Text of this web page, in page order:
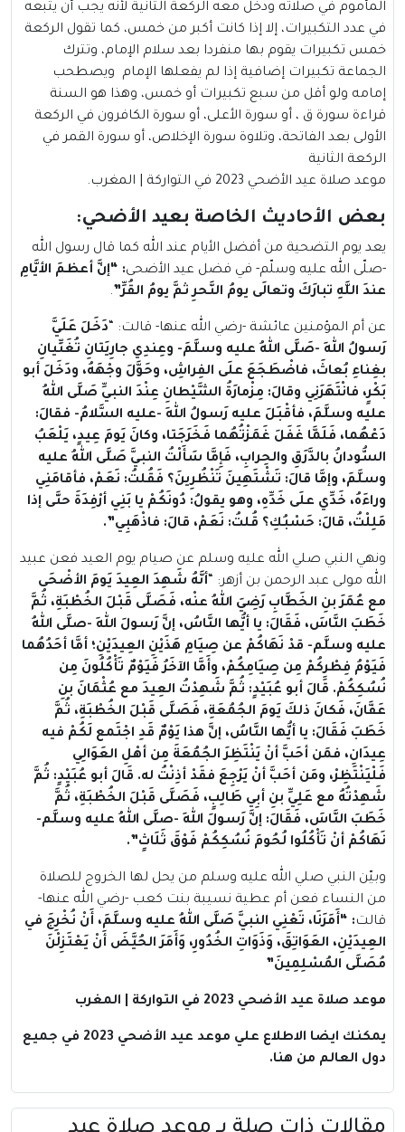
المأموم في صلاته ودخل معه الركعة الثانية لأنه يجب أن يتبعه
في عدد التكبيرات، إلا إذا كانت أكبر من خمس، كما تقول الركعة
خمس تكبيرات يقوم بها منفردا بعد سلام الإمام، وتترك
الجماعة تكبيرات إضافية إذا لم يفعلها الإمام ويصطحب
إمامه ولو أقل من سبع تكبيرات أو خمس، وهذا هو السنة
قراءة سورة ق ، أو سورة الأعلى، أو سورة الكافرون في الركعة
الأولى بعد الفاتحة، وتلاوة سورة الإخلاص، أو سورة القمر في
الركعة الثانية
موعد صلاة عيد الأضحي 2023 في التواركة | المغرب.
بعض الأحاديث الخاصة بعيد الأضحي:
يعد يوم التضحية من أفضل الأيام عند الله كما قال رسول الله
-صلّى الله عليه وسلّم- في فضل عيد الأضحى: “إنَّ أعظمَ الأيَّامِ
عندَ اللَّهِ تبارَكَ وتعالَى يومُ النَّحرِ ثمَّ يومُ القُرِّ” .
عن أم المؤمنين عائشة -رضي الله عنها- قالت: “ دَخَلَ عَلَيَّ
رَسولُ اللهِ -صَلَّى اللهُ عليه وسلَّمَ- وعِندِي جارِيَتانِ تُغَنِّيانِ
بغِناءِ بُعاثَ، فاضْطَجَعَ علَى الفِراشِ، وحَوَّلَ وجْهَهُ، ودَخَلَ أبو
بَكْرٍ، فانْتَهَرَنِي وقالَ: مِزْمارَةُ الشَّيْطانِ عِنْدَ النبيِّ صَلَّى اللهُ
عليه وسلَّمَ، فأقْبَلَ عليه رَسولُ اللهِ -عليه السَّلامُ- فقالَ:
دَعْهُما، فَلَمَّا غَفَلَ غَمَزْتُهُما فَخَرَجَتا، وكانَ يَومَ عِيدٍ، يَلْعَبُ
السُّودانُ بالدَّرَقِ والحِرابِ، فَإِمَّا سَأَلْتُ النبيَّ صَلَّى اللهُ عليه
وسلَّمَ، وإمَّا قالَ: تَشْتَهِينَ تَنْظُرِينَ؟ فَقُلتُ: نَعَمْ، فأقامَنِي
وراءَهُ، خَدِّي علَى خَدِّهِ، وهو يقولُ: دُونَكُمْ يا بَنِي أرْفِدَةَ حتَّى إذا
مَلِلْتُ، قالَ: حَسْبُكِ؟ قُلتُ: نَعَمْ، قالَ: فاذْهَبِي”.
ونهي النبي صلي الله عليه وسلم عن صيام يوم العيد فعن عبيد
الله مولى عبد الرحمن بن أزهر: “ أنَّهُ شَهِدَ العِيدَ يَومَ الأضْحَى
مع عُمَرَ بنِ الخَطَّابِ رَضِيَ اللهُ عنْه، فَصَلَّى قَبْلَ الخُطْبَةِ، ثُمَّ
خَطَبَ النَّاسَ، فَقَالَ: يا أيُّها النَّاسُ، إنَّ رَسولَ اللهِ -صلَّى اللهُ
عليه وسلَّم- قدْ نَهَاكُمْ عن صِيَامِ هَذَيْنِ العِيدَيْنِ؛ أمَّا أحَدُهُما
فَيَوْمُ فِطْرِكُمْ مِن صِيَامِكُمْ، وأَمَّا الآخَرُ فَيَوْمٌ تَأْكُلُونَ مِن
نُسُكِكُمْ. قَالَ أبو عُبَيْدٍ: ثُمَّ شَهِدْتُ العِيدَ مع عُثْمَانَ بنِ
عَفَّانَ، فَكانَ ذلكَ يَومَ الجُمُعَةِ، فَصَلَّى قَبْلَ الخُطْبَةِ، ثُمَّ
خَطَبَ فَقَالَ: يا أيُّها النَّاسُ، إنَّ هذا يَوْمٌ قَدِ اجْتَمع لَكُمْ فيه
عِيدَانِ، فمَن أحَبَّ أنْ يَنْتَظِرَ الجُمُعَةَ مِن أهْلِ العَوَالِي
فَلْيَنْتَظِرْ، ومَن أحَبَّ أنْ يَرْجِعَ فقَدْ أذِنْتُ له. قَالَ أبو عُبَيْدٍ: ثُمَّ
شَهِدْتُهُ مع عَلِيِّ بنِ أبِي طَالِبٍ، فَصَلَّى قَبْلَ الخُطْبَةِ، ثُمَّ
خَطَبَ النَّاسَ، فَقَالَ: إنَّ رَسولَ اللهِ -صلَّى اللهُ عليه وسلَّم-
نَهَاكُمْ أنْ تَأْكُلُوا لُحُومَ نُسُكِكُمْ فَوْقَ ثَلَاثٍ”.
وبيّن النبي صلي الله عليه وسلم من يحل لها الخروج للصلاة
من النساء فعن أم عطية نسيبة بنت كعب -رضي الله عنها-
قالت: “أَمَرَنَا، تَعْنِي النبيَّ صَلَّى اللهُ عليه وسلَّمَ، أَنْ نُخْرِجَ في
العِيدَيْنِ، العَوَاتِقَ، وَذَوَاتِ الخُدُورِ، وَأَمَرَ الحُيَّضَ أَنْ يَعْتَزِلْنَ
مُصَلَّى المُسْلِمِينَ”
موعد صلاة عيد الأضحي 2023 في التواركة | المغرب
يمكنك ايضا الاطلاع علي موعد عيد الأضحي 2023 في جميع
دول العالم من هنا.